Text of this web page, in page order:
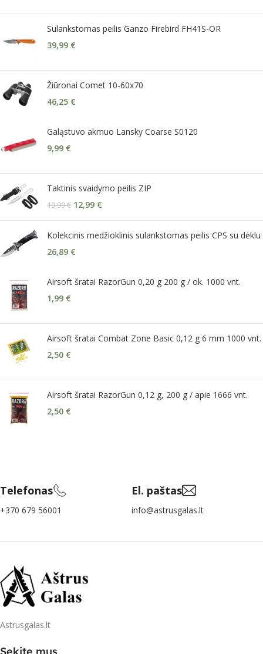
Sulankstomas peilis Ganzo Firebird FH41S-OR
39,99 €
Žiūronai Comet 10-60x70
46,25 €
Galąstuvo akmuo Lansky Coarse S0120
9,99 €
Taktinis svaidymo peilis ZIP
19,99€ 12,99 €
Kolekcinis medžioklinis sulankstomas peilis CPS su dėklu
26,89 €
Airsoft šratai RazorGun 0,20 g 200 g / ok. 1000 vnt.
1,99 €
Airsoft šratai Combat Zone Basic 0,12 g 6 mm 1000 vnt.
2,50 €
Airsoft šratai RazorGun 0,12 g, 200 g / apie 1666 vnt.
2,50 €
Telefonas
+370 679 56001
El. paštas
info@astrusgalas.lt
Astrusgalas.lt